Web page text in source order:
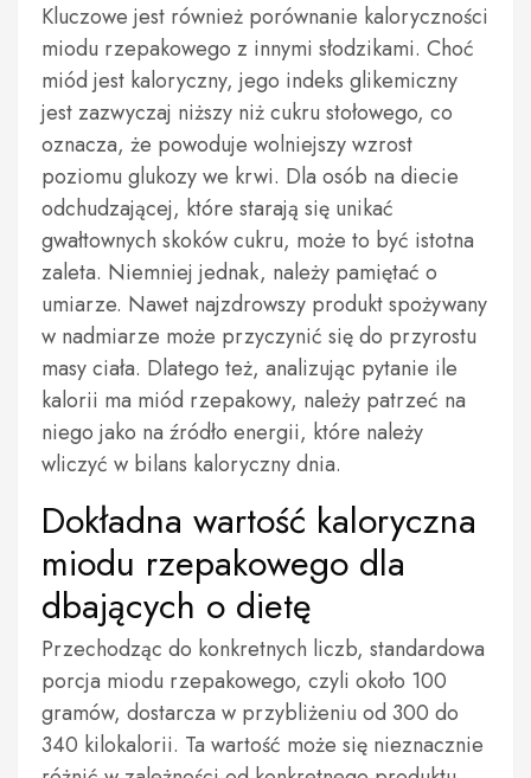
Kluczowe jest również porównanie kaloryczności
miodu rzepakowego z innymi słodzikami. Choć
miód jest kaloryczny, jego indeks glikemiczny
jest zazwyczaj niższy niż cukru stołowego, co
oznacza, że powoduje wolniejszy wzrost
poziomu glukozy we krwi. Dla osób na diecie
odchudzającej, które starają się unikać
gwałtownych skoków cukru, może to być istotna
zaleta. Niemniej jednak, należy pamiętać o
umiarze. Nawet najzdrowszy produkt spożywany
w nadmiarze może przyczynić się do przyrostu
masy ciała. Dlatego też, analizując pytanie ile
kalorii ma miód rzepakowy, należy patrzeć na
niego jako na źródło energii, które należy
wliczyć w bilans kaloryczny dnia.
Dokładna wartość kaloryczna
miodu rzepakowego dla
dbających o dietę
Przechodząc do konkretnych liczb, standardowa
porcja miodu rzepakowego, czyli około 100
gramów, dostarcza w przybliżeniu od 300 do
340 kilokalorii. Ta wartość może się nieznacznie